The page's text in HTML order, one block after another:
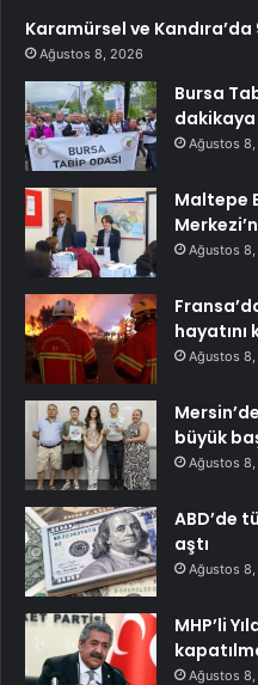
Karamürsel ve
Ağustos 8, 2026
Bursa
dakikaya
Ağustos
Maltepe
Ağustos
Ağustos
büyük
Ağustos
ABD’de
aştı
Ağustos
MHP’li
Ağustos